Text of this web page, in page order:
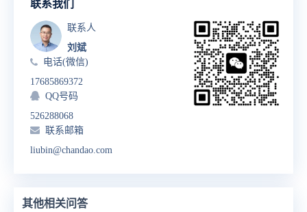
联系我们
联系人
刘斌
电话(微信)
17685869372
QQ号码
526288068
联系邮箱
liubin@chandao.com
其他相关问答